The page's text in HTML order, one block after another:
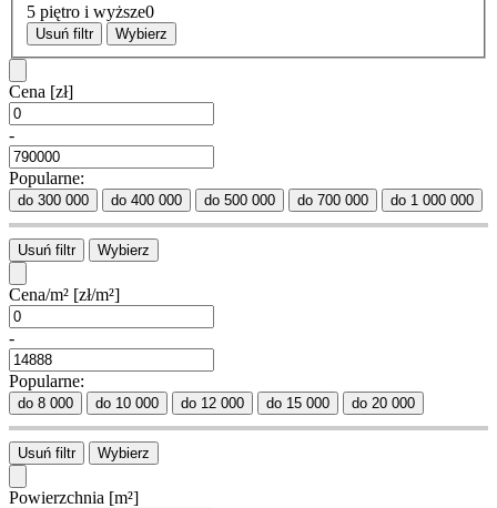
5 piętro i wyższe0
Usuń filtr Wybierz
Cena [zł]
-
Popularne:
do 300 000 do 400 000 do 500 000 do 700 000 do 1 000 000
Usuń filtr Wybierz
Cena/m² [zł/m²]
-
Popularne:
do 8 000 do 10 000 do 12 000 do 15 000 do 20 000
Usuń filtr Wybierz
Powierzchnia [m²]